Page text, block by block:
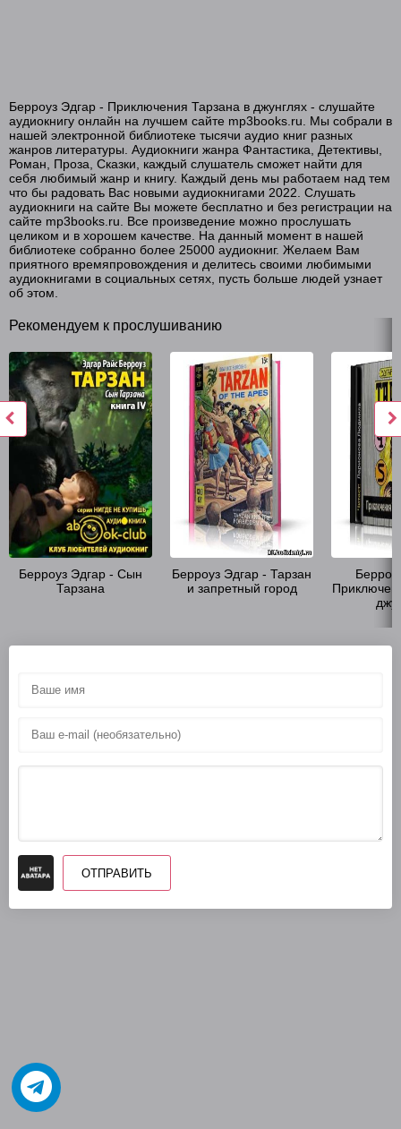
Берроуз Эдгар - Приключения Тарзана в джунглях - слушайте
аудиокнигу онлайн на лучшем сайте mp3books.ru. Мы собрали в
нашей электронной библиотеке тысячи аудио книг разных
жанров литературы. Аудиокниги жанра Фантастика, Детективы,
Роман, Проза, Сказки, каждый слушатель сможет найти для
себя любимый жанр и книгу. Каждый день мы работаем над тем
что бы радовать Вас новыми аудиокнигами 2022. Слушать
аудиокниги на сайте Вы можете бесплатно и без регистрации на
сайте mp3books.ru. Все произведение можно прослушать
целиком и в хорошем качестве. На данный момент в нашей
библиотеке собранно более 25000 аудиокниг. Желаем Вам
приятного времяпровождения и делитесь своими любимыми
аудиокнигами в социальных сетях, пусть больше людей узнает
об этом.
Рекомендуем к прослушиванию
Берроуз Эдгар - Сын
Тарзана
Берроуз Эдгар - Тарзан
и запретный город
ОТПРАВИТЬ